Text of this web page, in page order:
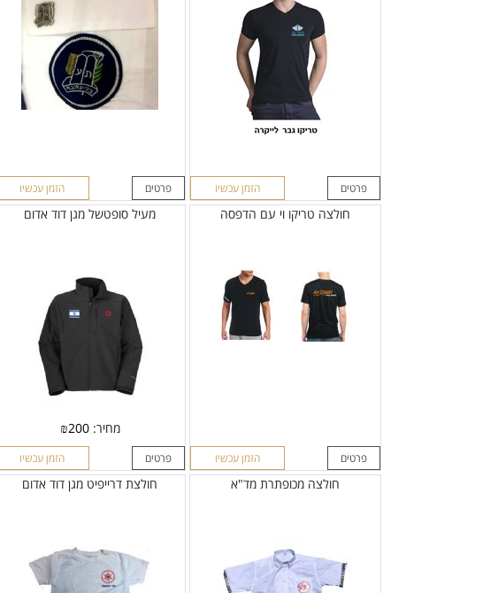
פרטים הזמן עכשיו פרטים הזמן עכשיו
חולצה טריקו וי עם הדפסה
פרטים הזמן עכשיו
מעיל סופטשל מגן דוד אדום
מחיר: ₪200
פרטים הזמן עכשיו
חולצה מכופתרת מד"א חולצת דרייפיט מגן דוד אדום